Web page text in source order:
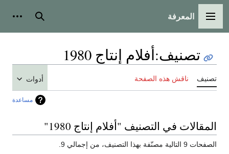
القائمة الرئيسية
المعرفة بحث
تصنيف:أفلام إنتاج 1980
تصنيف ناقش هذه الصفحة أدوات
مساعدة
المقالات في التصنيف "أفلام إنتاج 1980"
الصفحات 9 التالية مصنّفة بهذا التصنيف، من إجمالي 9.